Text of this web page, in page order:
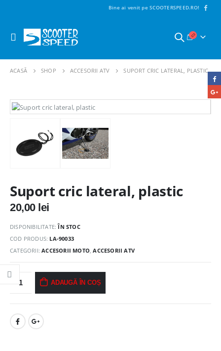
Bine ai venit pe SCOOTERSPEED.RO!
ACASĂ SHOP ACCESORII ATV SUPORT CRIC LATERAL, PLASTIC
Suport cric lateral, plastic
20,00 lei
DISPONIBILITATE:ÎN STOC
COD PRODUS: LA-90033
CATEGORII:ACCESORII MOTO ,ACCESORII ATV
ADAUGĂ ÎN COȘ